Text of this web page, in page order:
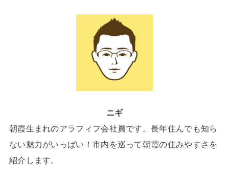
ニギ
朝霞生まれのアラフィフ会社員です。長年住んでも知ら
ない魅力がいっぱい！市内を巡って朝霞の住みやすさを
紹介します。